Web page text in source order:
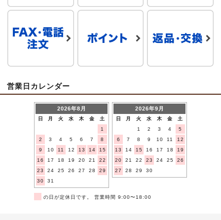
営業日カレンダー
2026年8月
日 月 火 水 木 金
土
1
2
3 4 5 6 7
8
9
10 11 12 13 14
15
16
17 18 19 20 21
22
23
24 25 26 27 28
29
30
31
2026年9月
日 月 火 水 木 金
土
1
2 3 4
5
6
7 8 9 10 11
12
13
14 15 16 17 18
19
20
21 22 23 24 25
26
27
28 29 30
の日が定休日です。 営業時間 9:00〜18:00